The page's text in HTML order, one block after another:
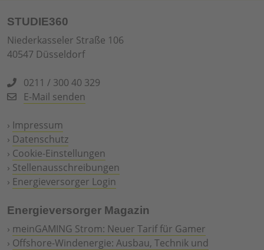
STUDIE360
Niederkasseler Straße 106
40547 Düsseldorf
0211 / 300 40 329
E-Mail senden
› Impressum
› Datenschutz
› Cookie-Einstellungen
› Stellenausschreibungen
› Energieversorger Login
Energieversorger Magazin
› meinGAMING Strom: Neuer Tarif für Gamer
› Offshore-Windenergie: Ausbau, Technik und